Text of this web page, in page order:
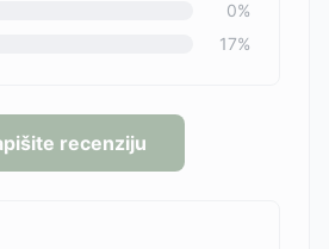
0%
17%
recenziju